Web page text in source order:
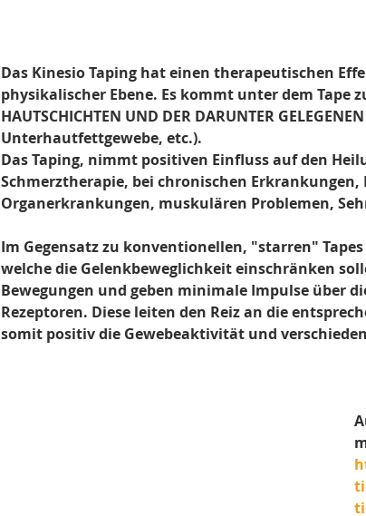
Das Kinesio Taping hat einen therapeutischen
physikalischer Ebene. Es kommt unter dem Tape
HAUTSCHICHTEN UND DER DARUNTER
Unterhautfettgewebe, etc.).
Das Taping, nimmt positiven Einfluss auf den
Schmerztherapie, bei chronischen
Organerkrankungen, muskulären Problemen,
Im Gegensatz zu konventionellen, "starren"
welche die Gelenkbeweglichkeit einschränken
Bewegungen und geben minimale Impulse über
Rezeptoren. Diese leiten den Reiz an die
somit positiv die Gewebeaktivität und